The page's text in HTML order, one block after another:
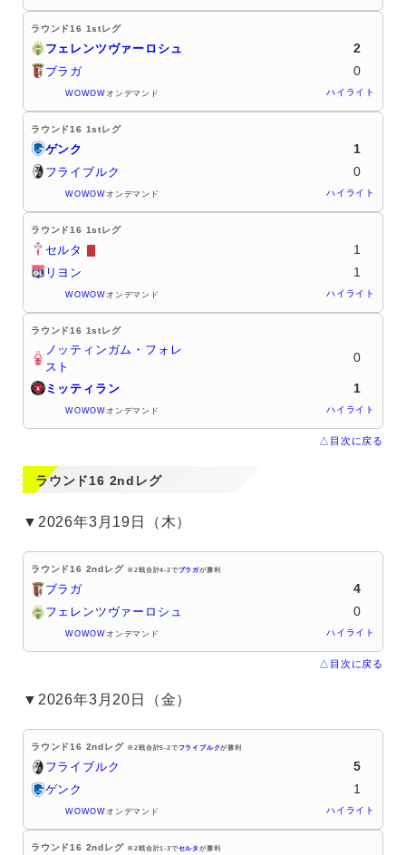
ラウンド16 1stレグ
フェレンツヴァーロシュ 2
ブラガ 0
WOWOW オンデマンド ハイライト
ラウンド16 1stレグ
ゲンク 1
フライブルク 0
WOWOW オンデマンド ハイライト
ラウンド16 1stレグ
セルタ 1
リヨン 1
WOWOW オンデマンド ハイライト
ラウンド16 1stレグ
ノッティンガム・フォレ
スト
0
ミッティラン 1
WOWOW オンデマンド ハイライト
△目次に戻る
ラウンド16 2ndレグ
▼2026年3月19日（木）
ラウンド16 2ndレグ ※2戦合計4-2でブラガが勝利
ブラガ 4
フェレンツヴァーロシュ 0
WOWOWオンデマンド ハイライト
△目次に戻る
▼2026年3月20日（金）
ラウンド16 2ndレグ ※2戦合計5-2でフライブルクが勝利
フライブルク 5
ゲンク 1
WOWOWオンデマンド ハイライト
ラウンド16 2ndレグ ※2戦合計1-3でセルタが勝利